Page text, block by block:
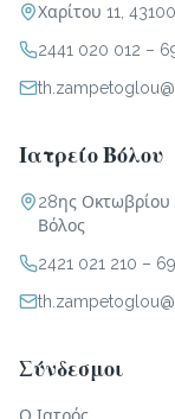
Χαρίτου 11,
2441 020 012 –
Ιατρείο Βόλου
28ης Οκτωβρίου
Βόλος
2421 021 210 –
Σύνδεσμοι
Ο Ιατρός